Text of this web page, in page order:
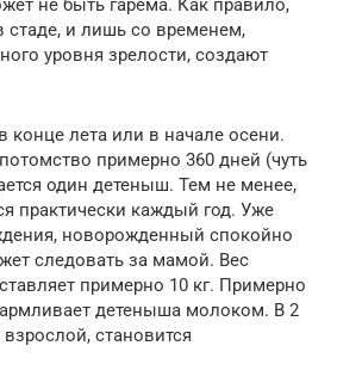
стаде, и лишь со временем,
уровня зрелости, создают
лета или в начале осени.
примерно 360 дней (чуть
один детеныш. Тем не менее,
практически каждый год. Уже
новорожденный спокойно
следовать за мамой. Вес
примерно 10 кг. Примерно
детеныша молоком. В 2
становится